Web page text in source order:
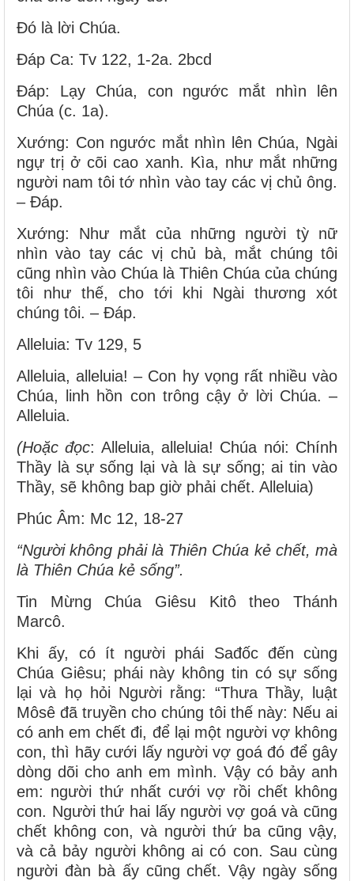
Ðó là lời Chúa.
Ðáp Ca: Tv 122, 1-2a. 2bcd
Ðáp: Lạy Chúa, con ngước mắt nhìn lên
Chúa (c. 1a).
Xướng: Con ngước mắt nhìn lên Chúa, Ngài
ngự trị ở cõi cao xanh. Kìa, như mắt những
người nam tôi tớ nhìn vào tay các vị chủ ông.
– Ðáp.
Xướng: Như mắt của những người tỳ nữ
nhìn vào tay các vị chủ bà, mắt chúng tôi
cũng nhìn vào Chúa là Thiên Chúa của chúng
tôi như thế, cho tới khi Ngài thương xót
chúng tôi. – Ðáp.
Alleluia: Tv 129, 5
Alleluia, alleluia! – Con hy vọng rất nhiều vào
Chúa, linh hồn con trông cậy ở lời Chúa. –
Alleluia.
(Hoặc đọc: Alleluia, alleluia! Chúa nói: Chính
Thầy là sự sống lại và là sự sống; ai tin vào
Thầy, sẽ không bap giờ phải chết. Alleluia)
Phúc Âm: Mc 12, 18-27
“Người không phải là Thiên Chúa kẻ chết, mà
là Thiên Chúa kẻ sống”.
Tin Mừng Chúa Giêsu Kitô theo Thánh
Marcô.
Khi ấy, có ít người phái Sađốc đến cùng
Chúa Giêsu; phái này không tin có sự sống
lại và họ hỏi Người rằng: “Thưa Thầy, luật
Môsê đã truyền cho chúng tôi thế này: Nếu ai
có anh em chết đi, để lại một người vợ không
con, thì hãy cưới lấy người vợ goá đó để gây
dòng dõi cho anh em mình. Vậy có bảy anh
em: người thứ nhất cưới vợ rồi chết không
con. Người thứ hai lấy người vợ goá và cũng
chết không con, và người thứ ba cũng vậy,
và cả bảy người không ai có con. Sau cùng
người đàn bà ấy cũng chết. Vậy ngày sống